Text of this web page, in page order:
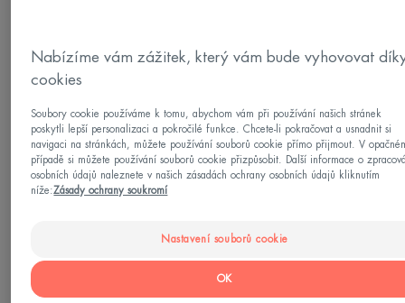
dehydratované pleti, rozjasňuje a dodává jí
přirozený zdravý vzhled. Hydrance BB Lehká
tónovací hydratační emulze SPF 30 je jemně
parfémovaná péče, která se používá samostatně
nebo jako podklad pod make-up a je součástí
každodenní hydratační péče. Rozjasňuje,
přizpůsobuje většině odstínů pleti a její fluidní
Viz více
Nabízíme vám zážitek, který vám bude vyhovovat
cookies
Soubory cookie používáme k tomu, abychom vám při používání našich stránek
poskytli lepší personalizaci a pokročilé funkce. Chcete-li pokračovat a usnadnit si
navigaci na stránkách, můžete používání souborů cookie přímo přijmout. V
případě si můžete používání souborů cookie přizpůsobit. Další informace o
osobních údajů naleznete v našich zásadách ochrany osobních údajů kliknutím
níže:Zásady ochrany soukromí
Nastavení souborů cookie
OK